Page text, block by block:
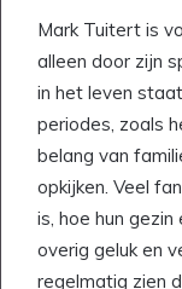
Mark Tuitert is
alleen door zijn
in het leven
periodes, zoals
belang van
opkijken. Veel
is, hoe hun
overig geluk en
regelmatig zien